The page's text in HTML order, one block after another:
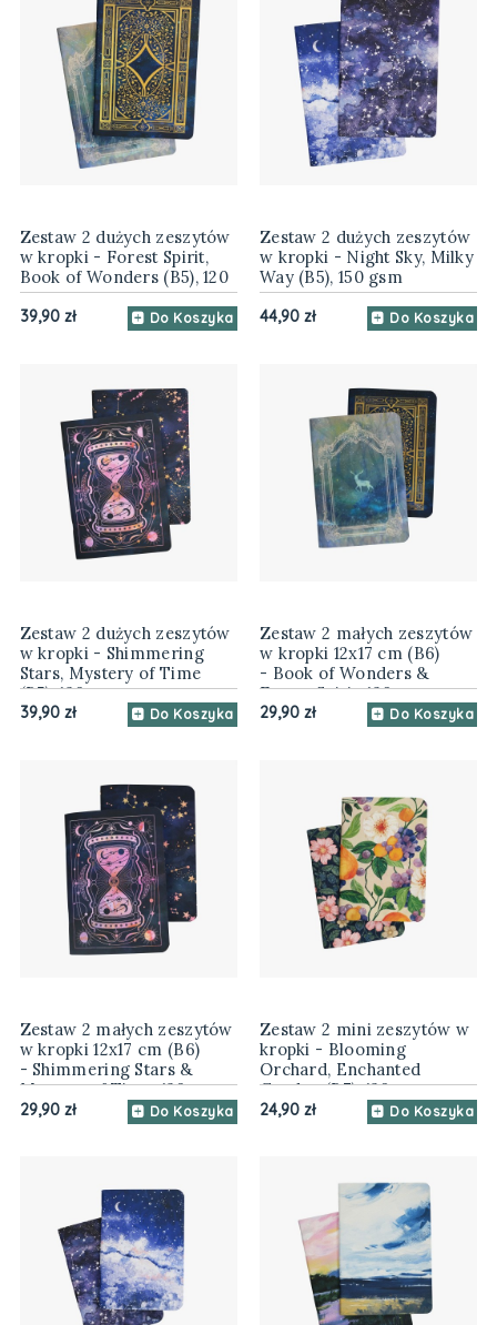
Zestaw 2 dużych zeszytów
w kropki - Forest Spirit,
Book of Wonders (B5), 120
gsm
39,90 zł Do Koszyka
Zestaw 2 dużych zeszytów
w kropki - Night Sky, Milky
Way (B5), 150 gsm
44,90 zł Do Koszyka
Zestaw 2 dużych zeszytów
w kropki - Shimmering
Stars, Mystery of Time
(B5), 120 gsm
39,90 zł Do Koszyka
Zestaw 2 małych zeszytów
w kropki 12x17 cm (B6)
- Book of Wonders &
Forest Spirit, 120 gsm
29,90 zł Do Koszyka
Zestaw 2 małych zeszytów
w kropki 12x17 cm (B6)
- Shimmering Stars &
Mystery of Time, 120 gsm
29,90 zł Do Koszyka
Zestaw 2 mini zeszytów w
kropki - Blooming
Orchard, Enchanted
Garden (B7), 120 gsm
24,90 zł Do Koszyka